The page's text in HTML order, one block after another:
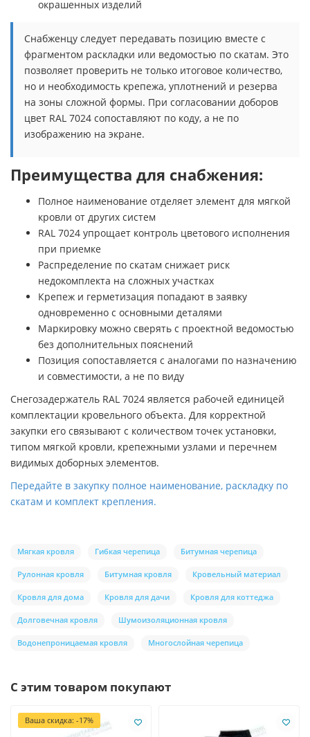
окрашенных изделий
Снабженцу следует передавать позицию вместе с
фрагментом раскладки или ведомостью по скатам. Это
позволяет проверить не только итоговое количество,
но и необходимость крепежа, уплотнений и резерва
на зоны сложной формы. При согласовании доборов
цвет RAL 7024 сопоставляют по коду, а не по
изображению на экране.
Преимущества для снабжения:
Полное наименование отделяет элемент для мягкой
кровли от других систем
RAL 7024 упрощает контроль цветового исполнения
при приемке
Распределение по скатам снижает риск
недокомплекта на сложных участках
Крепеж и герметизация попадают в заявку
одновременно с основными деталями
Маркировку можно сверять с проектной ведомостью
без дополнительных пояснений
Позиция сопоставляется с аналогами по назначению
и совместимости, а не по виду
Снегозадержатель RAL 7024 является рабочей единицей
комплектации кровельного объекта. Для корректной
закупки его связывают с количеством точек установки,
типом мягкой кровли, крепежными узлами и перечнем
видимых доборных элементов.
Передайте в закупку полное наименование, раскладку по
скатам и комплект крепления.
Мягкая кровля Гибкая черепица Битумная черепица
Рулонная кровля Битумная кровля Кровельный материал
Кровля для дома Кровля для дачи Кровля для коттеджа
Долговечная кровля Шумоизоляционная кровля
Водонепроницаемая кровля Многослойная черепица
С этим товаром покупают
Ваша скидка: -17%